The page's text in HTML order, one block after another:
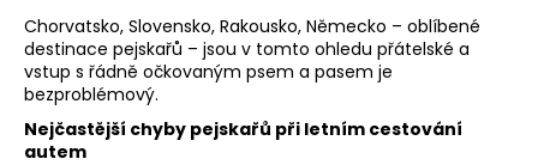
Chorvatsko, Slovensko, Rakousko, Německo – oblíbené
destinace pejskařů – jsou v tomto ohledu přátelské a
vstup s řádně očkovaným psem a pasem je
bezproblémový.
Nejčastější chyby pejskařů při letním cestování
autem